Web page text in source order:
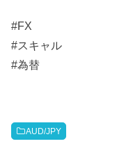
#FX
#スキャル
#為替
AUD/JPY